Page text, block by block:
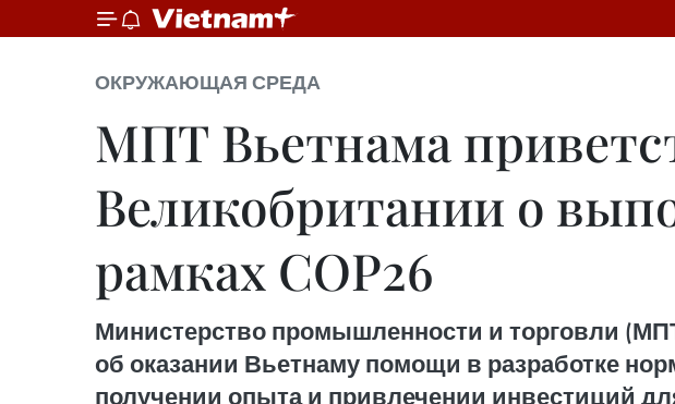
ОКРУЖАЮЩАЯ СРЕДА
МПТ Вьетнама
Великобритании о
рамках COP26
Министерство промышленности и торговли
об оказании Вьетнаму помощи в разработке
получении опыта и привлечении инвестиций